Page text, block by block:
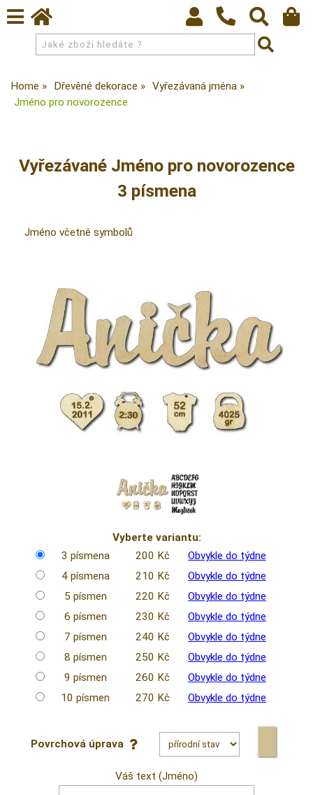
Home Dřevěné dekorace
Vyřezávaná jména
Jméno pro novorozence
Vyřezávané Jméno pro novorozence
3 písmena
Jméno včetně symbolů
Vyberte variantu:
3 písmena
200 Kč
Obvykle do týdne
4 písmena
210 Kč
Obvykle do týdne
5 písmen
220 Kč
Obvykle do týdne
6 písmen
230 Kč
Obvykle do týdne
7 písmen
240 Kč
Obvykle do týdne
8 písmen
250 Kč
Obvykle do týdne
9 písmen
260 Kč
Obvykle do týdne
10 písmen
270 Kč Obvykle do týdne
Povrchová úprava
Váš text (Jméno)